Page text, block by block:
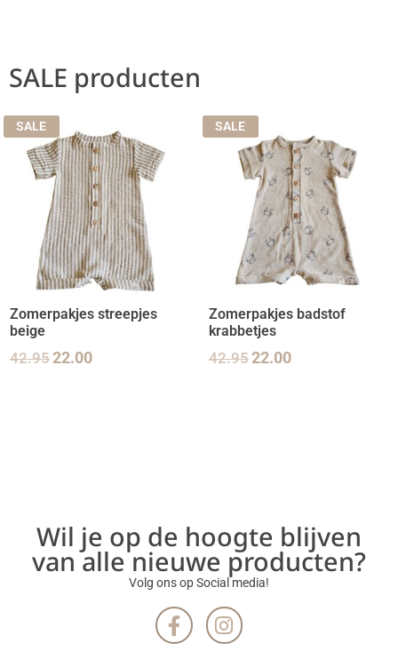
SALE producten
SALE
Zomerpakjes streepjes
beige
42.9522.00
SALE
Zomerpakjes badstof
krabbetjes
42.9522.00
Wil je op de hoogte blijven
van alle nieuwe producten?
Volg ons op Social media!